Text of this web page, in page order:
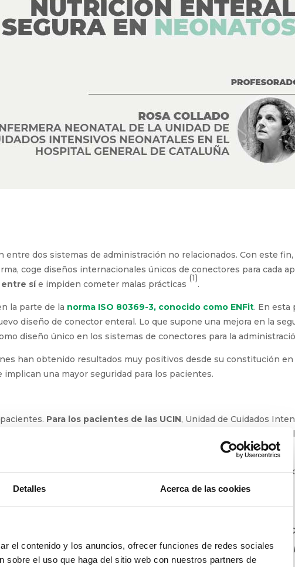
Detalles Acerca de las cookies
el contenido y los anuncios, ofrecer funciones de redes sociales
el uso que haga del sitio web con nuestros partners de
dos sistemas de administración no relacionados. Con este fin,
coge diseños internacionales únicos de conectores para cada
entre síe impiden cometer malas prácticas
(1)
.
la parte de la norma ISO 80369-3, conocido como ENFit. En esta
diseño de conector enteral. Lo que supone una mejora en la
diseño único en los sistemas de conectores para la
han obtenido resultados muy positivos desde su constitución en
una mayor seguridad para los pacientes.
Para los pacientes de las UCIN, Unidad de Cuidados
. Si bien el diseño de ENFit disminuye el peligro de errores en
esta tecnología ha planteado nuevos retos.
para las conexiones de nutrición enteral, recogen las necesidades
anexo E, señala
el grupo pediátrico de pacientes más
enterales en combinación con dispositivos
en este grupo de pacientes las conexiones